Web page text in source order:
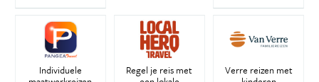
Individuele
Regel je reis met
Verre reizen met